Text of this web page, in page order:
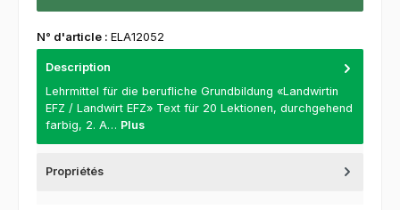
N° d'article : ELA12052
Description
Lehrmittel für die berufliche Grundbildung «Landwirtin
EFZ / Landwirt EFZ» Text für 20 Lektionen, durchgehend
farbig, 2. A… Plus
Propriétés